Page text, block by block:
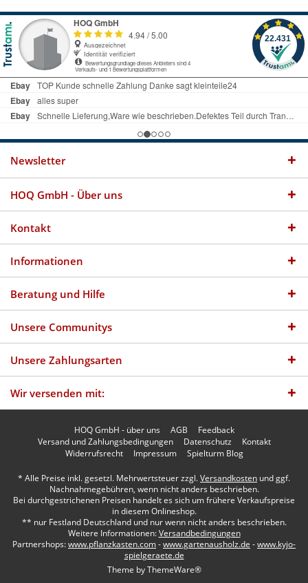
Newsletter
HOQ GmbH - Über uns
Kontakt
Informationen
Beratung und Hilfe
Unsere Communitys
Unsere Zahlungsarten
Wir versenden mit:
HOQ GmbH - über uns AGB
Feedback
Versand und Zahlungsbedingungen
Datenschutz
Kontakt
Widerrufsrecht
Impressum Spielturm Blog
* Alle Preise inkl. gesetzl. Mehrwertsteuer zzgl.Versandkosten und ggf.
Nachnahmegebühren, wenn nicht anders beschrieben.
Bei durchgestrichenen Preisen handelt es sich um frühere Verkaufspreise
in diesem Onlineshop.
** nur Festland Deutschland und nur wenn nicht anders beschrieben.
Weitere Informationen:Versandbedingungen
Partnershops:www.pflanzkasten.com-www.gartenausholz.de -www.kyjo-
spielgeraete.de
Theme byThemeWare®